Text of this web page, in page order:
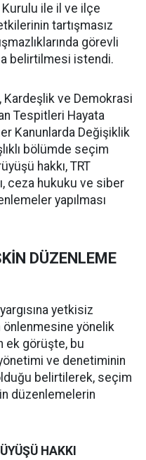
ile il ve ilçe
tartışmasız
görevli
belirtilmesi istendi.
Kardeşlik ve Demokrasi
Tespitleri Hayata
Kanunlarda Değişiklik
bölümde seçim
hakkı, TRT
ceza hukuku ve siber
yapılması
DÜZENLEME
yetkisiz
yönelik
ek görüşte, bu
ve denetiminin
belirtilerek, seçim
düzenlemelerin
HAKKI